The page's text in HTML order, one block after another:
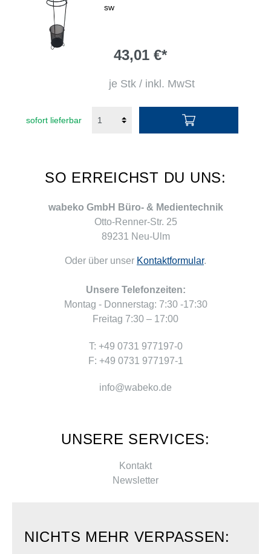
sw
43,01 €*
je Stk / inkl. MwSt
sofort lieferbar
SO ERREICHST DU UNS:
wabeko GmbH Büro- & Medientechnik
Otto-Renner-Str. 25
89231 Neu-Ulm
Oder über unser Kontaktformular.
Unsere Telefonzeiten:
Montag - Donnerstag: 7:30 -17:30
Freitag 7:30 – 17:00
T: +49 0731 977197-0
F: +49 0731 977197-1
info@wabeko.de
UNSERE SERVICES:
Kontakt
Newsletter
NICHTS MEHR VERPASSEN: